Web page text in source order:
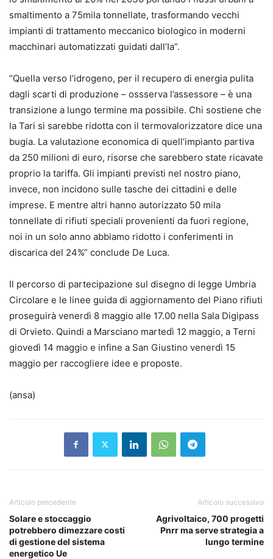
smaltimento a 75mila tonnellate, trasformando vecchi
impianti di trattamento meccanico biologico in moderni
macchinari automatizzati guidati dall’Ia”.
“Quella verso l’idrogeno, per il recupero di energia pulita
dagli scarti di produzione – ossserva l’assessore – è una
transizione a lungo termine ma possibile. Chi sostiene che
la Tari si sarebbe ridotta con il termovalorizzatore dice una
bugia. La valutazione economica di quell’impianto partiva
da 250 milioni di euro, risorse che sarebbero state ricavate
proprio la tariffa. Gli impianti previsti nel nostro piano,
invece, non incidono sulle tasche dei cittadini e delle
imprese. E mentre altri hanno autorizzato 50 mila
tonnellate di rifiuti speciali provenienti da fuori regione,
noi in un solo anno abbiamo ridotto i conferimenti in
discarica del 24%” conclude De Luca.
Il percorso di partecipazione sul disegno di legge Umbria
Circolare e le linee guida di aggiornamento del Piano rifiuti
proseguirà venerdì 8 maggio alle 17.00 nella Sala Digipass
di Orvieto. Quindi a Marsciano martedì 12 maggio, a Terni
giovedì 14 maggio e infine a San Giustino venerdì 15
maggio per raccogliere idee e proposte.
(ansa)
Articolo precedente
Solare e stoccaggio
potrebbero dimezzare costi
di gestione del sistema
energetico Ue
Articolo successivo
Agrivoltaico, 700 progetti
Pnrr ma serve strategia a
lungo termine